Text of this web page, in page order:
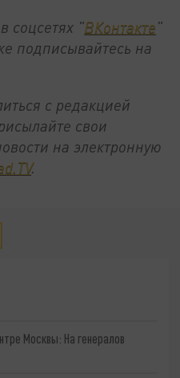
соцсетях "ВКонтакте"
подписывайтесь на
с редакцией
свои
на электронную
.
Москвы: На генералов